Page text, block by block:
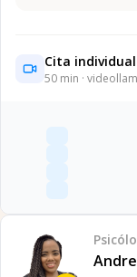
Cita individual
50 min ·